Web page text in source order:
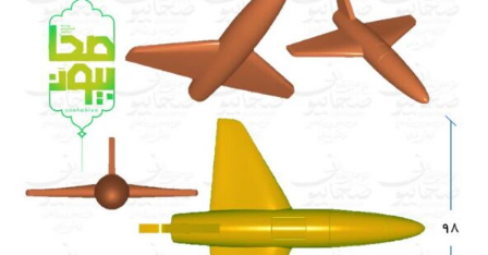
ویژگی‌ها: طراحی جت‌گونه، فرم آیرودینامیک دقیق، و قابلیت رنگ‌آمیزی اختصاصی.
کرار، پرنده‌ای از ایمان و اراده— جلوه‌ای از شعار جاودانۀ «ما می‌توانیم».